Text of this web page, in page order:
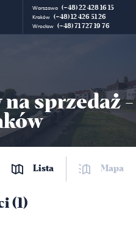
Warszawa (+48) 22 428 16 15
Kraków (+48) 12 426 51 26
Wrocław (+48) 71 727 19 76
sprzedaż -
Lista Mapa
(1)